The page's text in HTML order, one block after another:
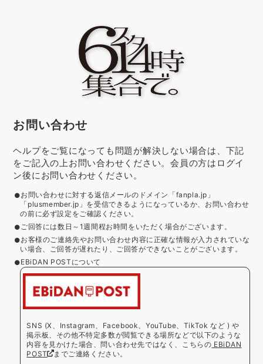
お問い合わせ
ヘルプをご覧になっても問題が解決しない場合は、下記
をご記入の上お問い合わせください。会員の方はログイ
ン後にお問い合わせください。
お問い合わせに対する返信メールのドメイン「fanpla.jp」
「plusmember.jp」を受信できるようになっているか、お問い合わせ
の前に必ず設定をご確認ください。
ご回答には数日～1週間程お時間をいただく場合がございます。
お客様のご連絡先やお問い合わせ内容に正確な情報が入力されていな
い場合、ご回答が遅れたり、ご回答ができないことがございます。
EBiDAN POSTについて
SNS (X、Instagram、Facebook、YouTube、TikTok など ) や
掲示板、その他不特定多数が閲覧できる場所などで以下のような
内容を見かけた場合、問い合わせ先ではなく、こちらの EBiDAN
POST までご連絡ください。